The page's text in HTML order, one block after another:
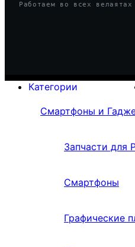
Работаем во всех велаятах
Категории
Смартфоны и
Запчасти для
Смартфоны
Графические